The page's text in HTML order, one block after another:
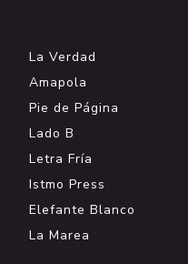
La Verdad
Amapola
Pie de Página
Lado B
Letra Fría
Istmo Press
Elefante Blanco
La Marea